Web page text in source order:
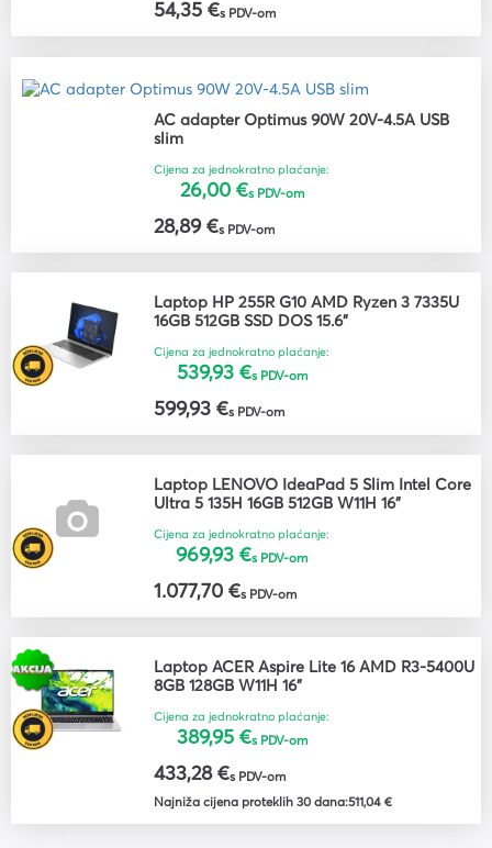
54,35 €s PDV-om
AC adapter Optimus 90W 20V-4.5A USB
slim
Cijena za jednokratno plaćanje:
26,00 €s PDV-om
28,89 €s PDV-om
Laptop HP 255R G10 AMD Ryzen 3 7335U
16GB 512GB SSD DOS 15.6"
Cijena za jednokratno plaćanje:
539,93 €s PDV-om
599,93 €s PDV-om
Laptop LENOVO IdeaPad 5 Slim Intel Core
Ultra 5 135H 16GB 512GB W11H 16"
Cijena za jednokratno plaćanje:
969,93 €s PDV-om
1.077,70 €s PDV-om
Laptop ACER Aspire Lite 16 AMD R3-5400U
8GB 128GB W11H 16"
Cijena za jednokratno plaćanje:
389,95 €s PDV-om
433,28 €s PDV-om
Najniža cijena proteklih 30 dana:511,04 €